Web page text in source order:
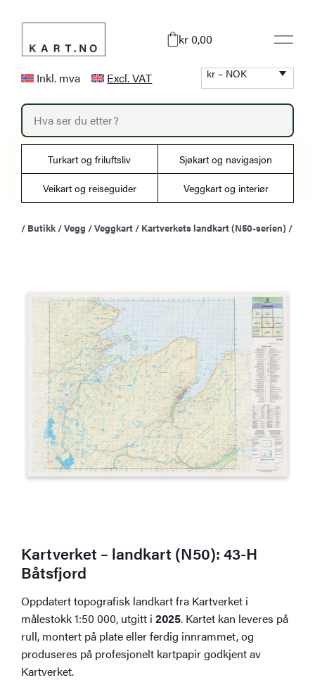
innhold
kr 0,00
Inkl. mva Excl. VAT kr – NOK
P
o
d
t
r
Turkart og friluftsliv Sjøkart og navigasjon
Veikart og reiseguider Veggkart og interiør
/ Butikk /Vegg /Veggkart / Kartverkets landkart (N50-serien) /
Kartverket – landkart (N50): 43-H
Båtsfjord
Oppdatert topografisk landkart fra Kartverket i
målestokk 1:50 000, utgitt i2025. Kartet kan leveres på
rull, montert på plate eller ferdig innrammet, og
produseres på profesjonelt kartpapir godkjent av
Kartverket.